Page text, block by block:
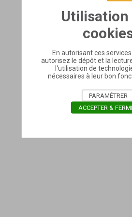
Utilisation
En autorisant ces
autorisez le dépôt et la
l'utilisation de
nécessaires à leur bon
PARAMÉTRER
ACCEPTER &